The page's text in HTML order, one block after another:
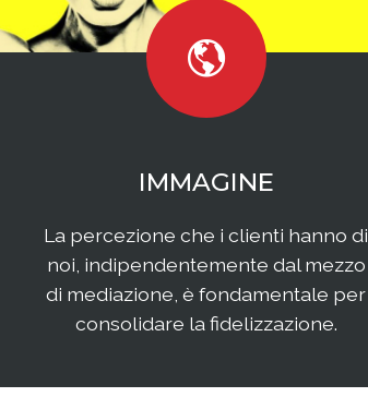
WEB MARKETING
Il web continua ad essere una
frontiera non facilmente
raggiungibile perchè considerata
semplice ed immediata. Avere
attenta analisi che una specifica